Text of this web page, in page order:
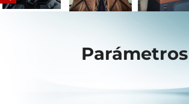
Parámetros